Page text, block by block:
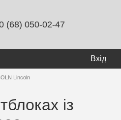
(68) 050-02-47
Вхід
Lincoln
із